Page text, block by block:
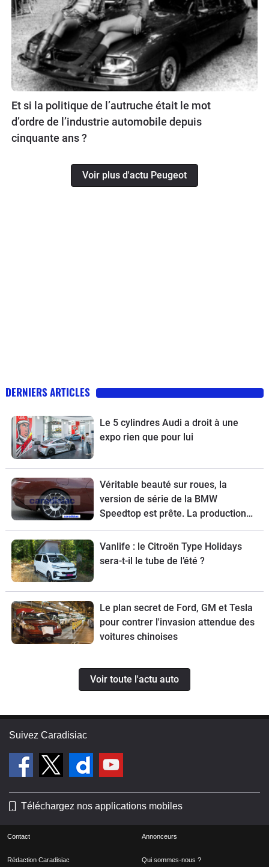
Et si la politique de l’autruche était le mot
d’ordre de l’industrie automobile depuis
cinquante ans ?
Voir plus d'actu Peugeot
DERNIERS ARTICLES
Le 5 cylindres Audi a droit à une
expo rien que pour lui
Véritable beauté sur roues, la
version de série de la BMW
Speedtop est prête. La production
de ce break de chasse sera limitée à
70 exemplaires.
Vanlife : le Citroën Type Holidays
sera-t-il le tube de l’été ?
Le plan secret de Ford, GM et Tesla
pour contrer l'invasion attendue des
voitures chinoises
Voir toute l'actu auto
Suivez Caradisiac
Téléchargez nos applications mobiles
Contact Annonceurs
Rédaction Caradisiac Qui sommes-nous ?